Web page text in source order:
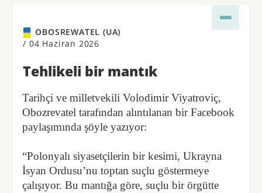
OBOSREWATEL (UA)
/ 04 Haziran 2026
Tehlikeli bir mantık
Tarihçi ve milletvekili Volodimir Viyatroviç,
Obozrevatel tarafından alıntılanan bir Facebook
paylaşımında şöyle yazıyor:
“Polonyalı siyasetçilerin bir kesimi, Ukrayna
İsyan Ordusu’nu toptan suçlu göstermeye
çalışıyor. Bu mantığa göre, suçlu bir örgütte